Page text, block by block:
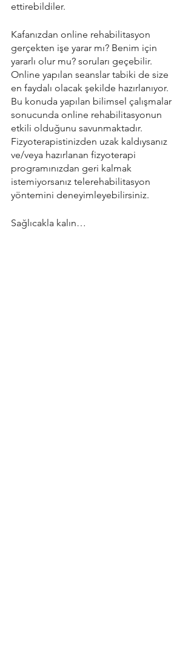
ettirebildiler.
Kafanızdan online rehabilitasyon
gerçekten işe yarar mı? Benim için
yararlı olur mu? soruları geçebilir.
Online yapılan seanslar tabiki de size
en faydalı olacak şekilde hazırlanıyor.
Bu konuda yapılan bilimsel çalışmalar
sonucunda online rehabilitasyonun
etkili olduğunu savunmaktadır.
Fizyoterapistinizden uzak kaldıysanız
ve/veya hazırlanan fizyoterapi
programınızdan geri kalmak
istemiyorsanız telerehabilitasyon
yöntemini deneyimleyebilirsiniz.
Sağlıcakla kalın…